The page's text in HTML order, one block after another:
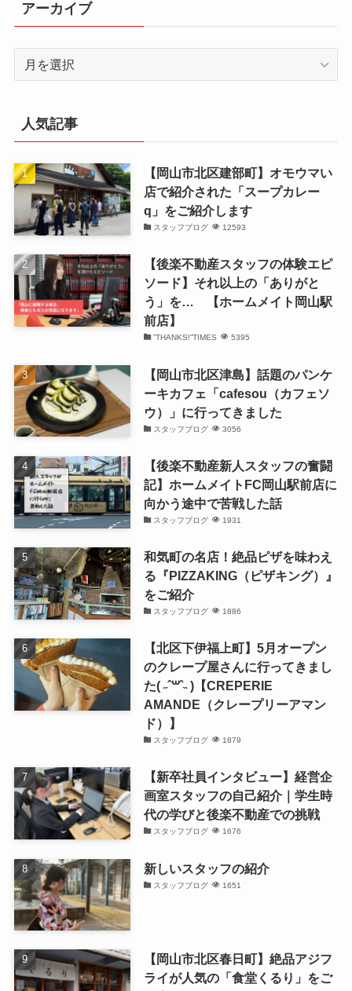
アーカイブ
ブ
人気記事
【岡山市北区建部町】オモウマい
店で紹介された「スープカレー
q」をご紹介します
スタッフブログ 12593
【後楽不動産スタッフの体験エピ
ソード】それ以上の「ありがと
う」を… 【ホームメイト岡山駅
前店】
”THANKS!”TIMES 5395
【岡山市北区津島】話題のパンケ
ーキカフェ「cafesou（カフェソ
ウ）」に行ってきました
スタッフブログ 3056
【後楽不動産新人スタッフの奮闘
記】ホームメイトFC岡山駅前店に
向かう途中で苦戦した話
スタッフブログ 1931
和気町の名店！絶品ピザを味わえ
る『PIZZAKING（ピザキング）』
をご紹介
スタッフブログ 1886
【北区下伊福上町】5月オープン
のクレープ屋さんに行ってきまし
た( ˶ˆ꒳ˆ˵ )【CREPERIE
AMANDE（クレープリーアマン
ド）】
スタッフブログ 1879
【新卒社員インタビュー】経営企
画室スタッフの自己紹介｜学生時
代の学びと後楽不動産での挑戦
スタッフブログ 1676
新しいスタッフの紹介
スタッフブログ 1651
【岡山市北区春日町】絶品アジフ
ライが人気の「食堂くるり」をご